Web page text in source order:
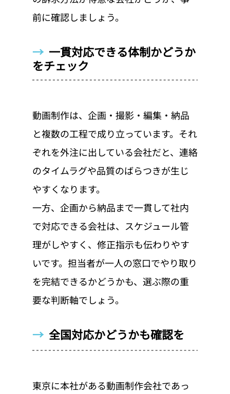
前に確認しましょう。
→ 一貫対応できる体制かどうか
をチェック
動画制作は、企画・撮影・編集・納品
と複数の工程で成り立っています。それ
ぞれを外注に出している会社だと、連絡
のタイムラグや品質のばらつきが生じ
やすくなります。
一方、企画から納品まで一貫して社内
で対応できる会社は、スケジュール管
理がしやすく、修正指示も伝わりやす
いです。担当者が一人の窓口でやり取り
を完結できるかどうかも、選ぶ際の重
要な判断軸でしょう。
→ 全国対応かどうかも確認を
東京に本社がある動画制作会社であっ